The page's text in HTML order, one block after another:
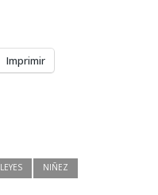
Imprimir
LEYES
NIÑEZ